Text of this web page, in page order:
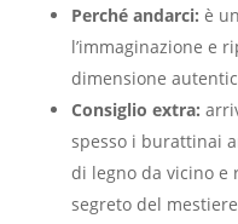
Perché andarci: è
l’immaginazione e
dimensione
Consiglio extra:
spesso i burattinai
di legno da vicino e
segreto del